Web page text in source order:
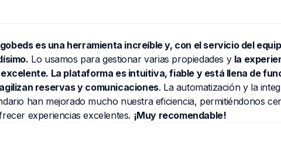
Mangobeds es una herramienta increíble y, con el servicio del
rapidísimo.Lo usamos para gestionar varias propiedades yla
sido excelente. La plataforma es intuitiva, fiable y está llena
que agilizan reservas y comunicaciones. La automatización y
calendario han mejorado mucho nuestra eficiencia,
en ofrecer experiencias excelentes.¡Muy recomendable!